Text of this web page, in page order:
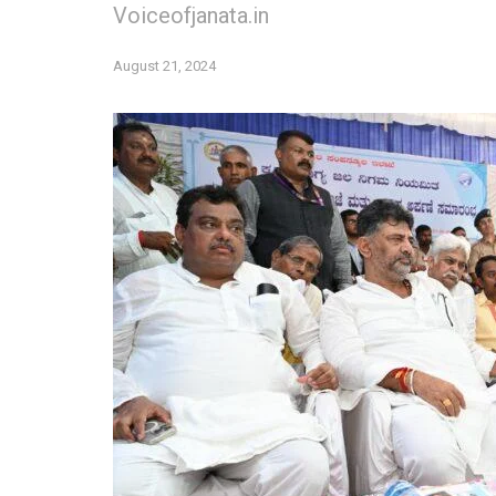
Voiceofjanata.in
August 21, 2024